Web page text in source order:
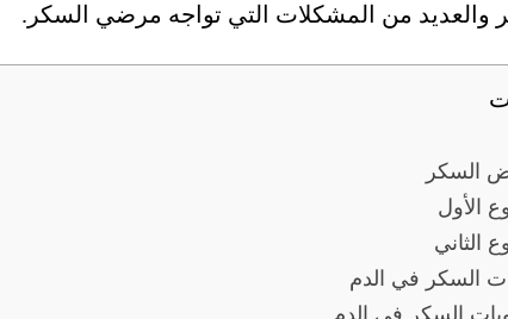
والعديد من المشكلات التي تواجه مرضي السكر.
السكر
الأول
الثاني
السكر في الدم